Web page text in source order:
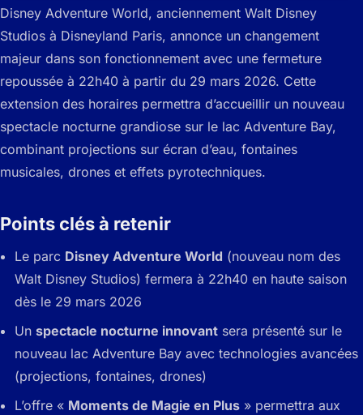
Disney Adventure World, anciennement Walt Disney
Studios à Disneyland Paris, annonce un changement
majeur dans son fonctionnement avec une fermeture
repoussée à 22h40 à partir du 29 mars 2026. Cette
extension des horaires permettra d’accueillir un nouveau
spectacle nocturne grandiose sur le lac Adventure Bay,
combinant projections sur écran d’eau, fontaines
musicales, drones et effets pyrotechniques.
Points clés à retenir
Le parc Disney Adventure World (nouveau nom des
Walt Disney Studios) fermera à 22h40 en haute saison
dès le 29 mars 2026
Un spectacle nocturne innovant sera présenté sur le
nouveau lac Adventure Bay avec technologies avancées
(projections, fontaines, drones)
L’offre « Moments de Magie en Plus » permettra aux